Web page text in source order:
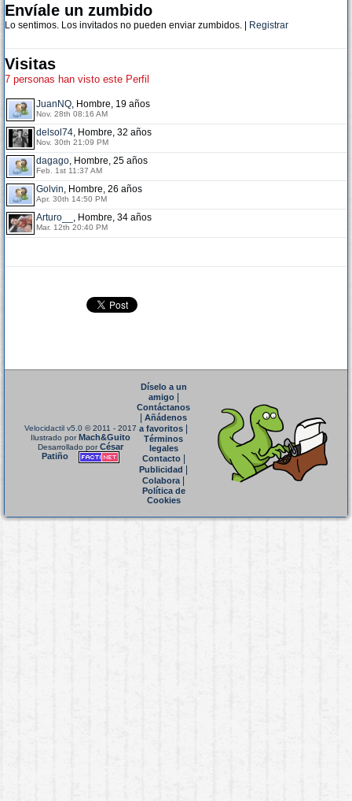
Envíale un zumbido
Lo sentimos. Los invitados no pueden enviar zumbidos. | Registrar
Visitas
7 personas han visto este Perfil
JuanNQ, Hombre, 19 años
Nov. 28th 08:16 AM
delsol74, Hombre, 32 años
Nov. 30th 21:09 PM
dagago, Hombre, 25 años
Feb. 1st 11:37 AM
Golvin, Hombre, 26 años
Apr. 30th 14:50 PM
Arturo__ , Hombre, 34 años
Mar. 12th 20:40 PM
Velocidactil v5.0 © 2011 - 2017
Ilustrado porMach&Guito
Desarrollado porCésar
Patiño
Díselo a un
amigo|
Contáctanos
Añádenos
a favoritos
Términos
legales
Contacto|
Publicidad
Colabora|
Política de
Cookies